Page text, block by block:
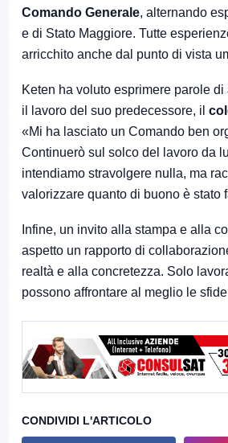
Comando Generale, alternando
e di Stato Maggiore. Tutte
arricchito anche dal punto di vista
Keten ha voluto esprimere parole
il lavoro del suo predecessore, il
«Mi ha lasciato un Comando ben
Continuerò sul solco del lavoro da
intendiamo stravolgere nulla, ma
valorizzare quanto di buono è stato
Infine, un invito alla stampa e alla
aspetto un rapporto di
realtà e alla concretezza. Solo
possono affrontare al meglio le
CONDIVIDI L'ARTICOLO